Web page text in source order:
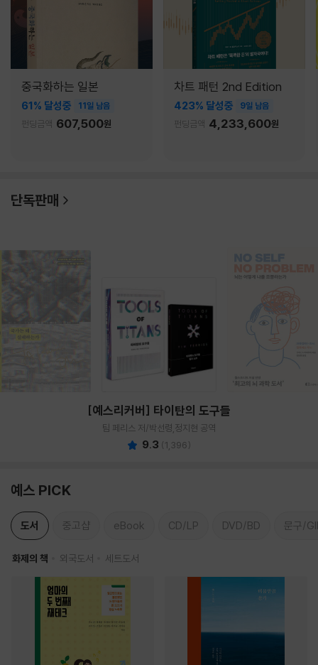
중국화하는 일본
61% 달성중 11일 남음
펀딩금액 607,500원
차트 패턴 2nd Edition
423% 달성중 9일 남음
펀딩금액 4,233,600원
단독판매
[예스리커버] 타이탄의 도구들
팀 페리스 저/박선령,정지현 공역
9.3 (1,396)
예스 PICK
도서 중고샵 eBook CD/LP DVD/BD 문구/
화제의 책 외국도서 세트도서